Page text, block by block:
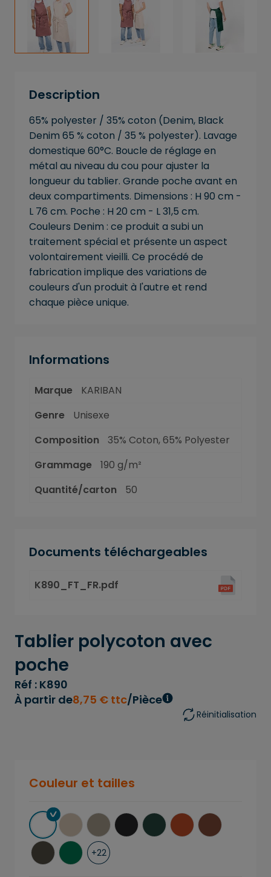
Description
65% polyester / 35% coton (Denim, Black
Denim 65 % coton / 35 % polyester). Lavage
domestique 60°C. Boucle de réglage en
métal au niveau du cou pour ajuster la
longueur du tablier. Grande poche avant en
deux compartiments. Dimensions : H 90 cm -
L 76 cm. Poche : H 20 cm - L 31,5 cm.
Couleurs Denim : ce produit a subi un
traitement spécial et présente un aspect
volontairement vieilli. Ce procédé de
fabrication implique des variations de
couleurs d'un produit à l'autre et rend
chaque pièce unique.
Informations
Marque
KARIBAN
Genre
Unisexe
Composition
35% Coton, 65% Polyester
Grammage
190 g/m²
Quantité/carton
50
Documents téléchargeables
K890_FT_FR.pdf
Tablier polycoton avec
poche
Réf : K890
À partir de8,75 € ttc/Pièce
Réinitialisation
Couleur et tailles
+22